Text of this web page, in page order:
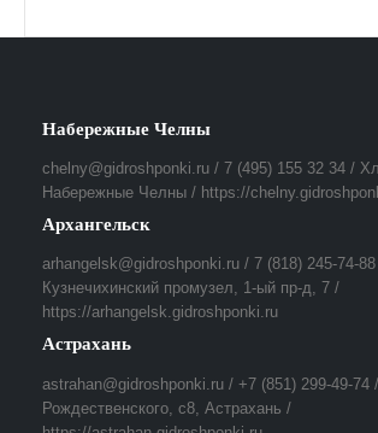
Набережные Челны
chelny@gidroshponki.ru / 7 (495) 155 32 34 /
Набережные Челны / https://
Архангельск
arhangelsk@gidroshponki.ru / 7 (818) 245-74-
Кузнечихинский промузел, 1-ый пр-д, 7 /
https://arhangelsk.gidroshponki.ru
Астрахань
astrahan@gidroshponki.ru / +7 (851) 299-49-74
Рождественского, с8, Астрахань /